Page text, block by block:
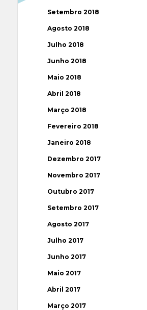
Setembro 2018
Agosto 2018
Julho 2018
Junho 2018
Maio 2018
Abril 2018
Março 2018
Fevereiro 2018
Janeiro 2018
Dezembro 2017
Novembro 2017
Outubro 2017
Setembro 2017
Agosto 2017
Julho 2017
Junho 2017
Maio 2017
Abril 2017
Março 2017